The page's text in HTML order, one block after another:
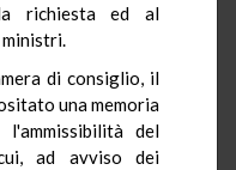
richiesta ed al
di consiglio, il
una memoria
del
ad avviso dei